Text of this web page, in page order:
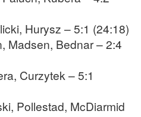
Hurysz – 5:1 (24:18)
Madsen, Bednar – 2:4
Curzytek – 5:1
Pollestad, McDiarmid